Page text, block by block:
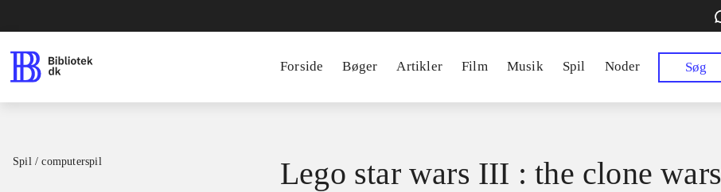
Forside Bøger Artikler Film Musik Spil Noder Søg
Spil / computerspil Lego star wars III : the clone wars